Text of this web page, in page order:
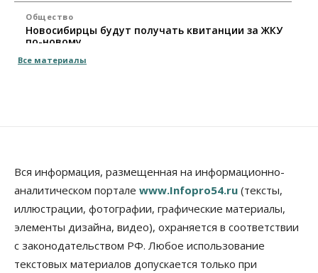
Общество
Новосибирцы будут получать квитанции за ЖКУ
по-новому
08 Августа 2026, 09:00
В Новосибирске прошёл митинг
против нового закона о памятниках
07 Августа 2026, 18:00
Бизнес
В аэропорту Толмачёво завершены работы по
бетонированию рулежных дорожек
07 Августа 2026, 17:00
Все материалы
Вся информация, размещенная на информационно-
аналитическом портале www.Infopro54.ru (тексты,
иллюстрации, фотографии, графические материалы,
элементы дизайна, видео), охраняется в соответствии
с законодательством РФ. Любое использование
текстовых материалов допускается только при